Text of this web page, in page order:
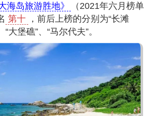
海岛旅游胜地》
（2021年六月榜单
第十
，前后上榜的分别为“长滩
“大堡礁”、“马尔代夫”。